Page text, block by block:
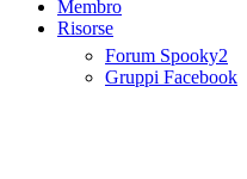
Membro
Risorse
Forum Spooky2
Gruppi Facebook